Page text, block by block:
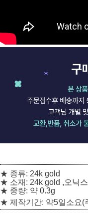
★ 종류: 24k gold
★ 소재: 24k gold ,오닉
★ 중량: 약 0.3g
★ 제작기간: 약5일소요(